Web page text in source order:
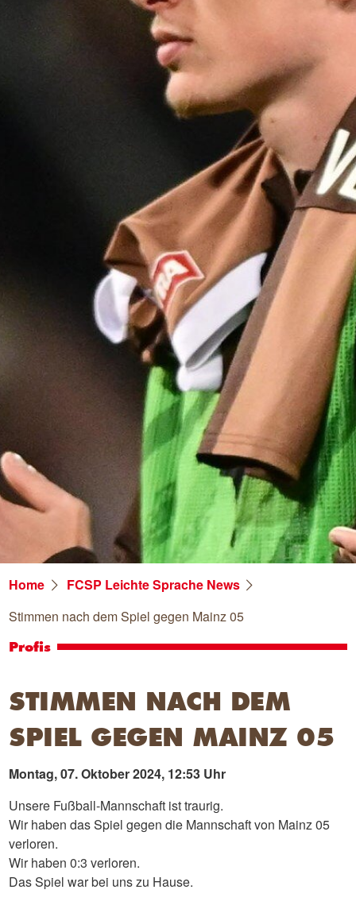
Home
FCSP Leichte Sprache News
Stimmen nach dem Spiel gegen Mainz 05
Profis
STIMMEN NACH DEM
SPIEL GEGEN MAINZ 05
Montag, 07. Oktober 2024, 12:53 Uhr
Unsere Fußball-Mannschaft ist traurig.
Wir haben das Spiel gegen die Mannschaft von Mainz 05
verloren.
Wir haben 0:3 verloren.
Das Spiel war bei uns zu Hause.